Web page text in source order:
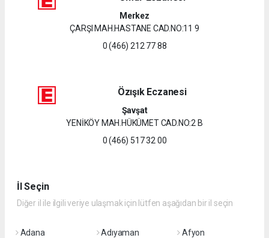
Merkez
ÇARŞI MAH.HASTANE CAD.NO:11 9
0 (466) 212 77 88
Özışık Eczanesi
Şavşat
YENİKÖY MAH.HÜKÜMET CAD.NO:2 B
0 (466) 517 32 00
İl Seçin
Diğer il ile ilgili veriye ulaşmak için lütfen aşağıdan bir il seçin
Adana Adıyaman
Afyon